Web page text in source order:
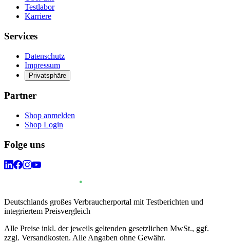
Testlabor
Karriere
Services
Datenschutz
Impressum
Privatsphäre
Partner
Shop anmelden
Shop Login
Folge uns
Deutschlands großes Verbraucherportal mit Testberichten und
integriertem Preisvergleich
Alle Preise inkl. der jeweils geltenden gesetzlichen MwSt., ggf.
zzgl. Versandkosten. Alle Angaben ohne Gewähr.